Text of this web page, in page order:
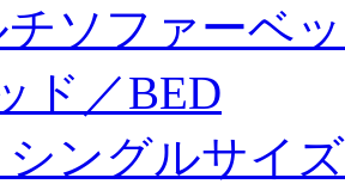
チソファーベ
ド／BED
シングルサイ